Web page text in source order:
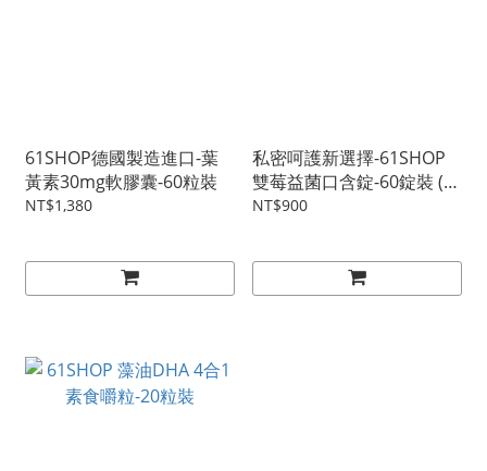
61SHOP德國製造進口-葉
黃素30mg軟膠囊-60粒裝
NT$1,380
私密呵護新選擇-61SHOP
雙莓益菌口含錠-60錠裝 (2
鋁箔袋/盒)
NT$900